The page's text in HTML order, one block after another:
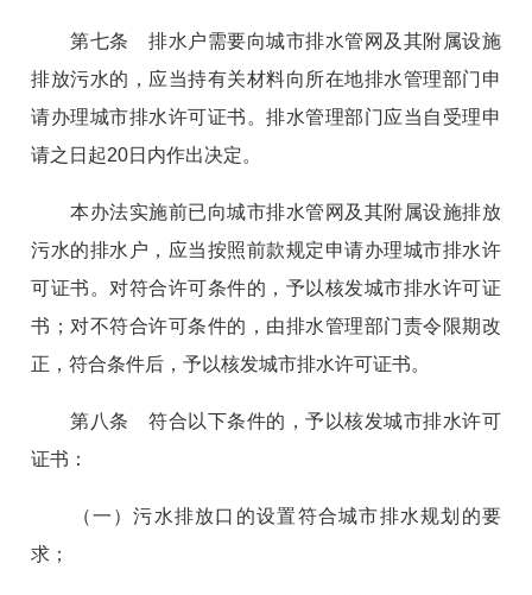
第七条 排水户需要向城市排水管网及其附属设施
排放污水的，应当持有关材料向所在地排水管理部门申
请办理城市排水许可证书。排水管理部门应当自受理申
请之日起20日内作出决定。
本办法实施前已向城市排水管网及其附属设施排放
污水的排水户，应当按照前款规定申请办理城市排水许
可证书。对符合许可条件的，予以核发城市排水许可证
书；对不符合许可条件的，由排水管理部门责令限期改
正，符合条件后，予以核发城市排水许可证书。
第八条 符合以下条件的，予以核发城市排水许可
证书：
（一）污水排放口的设置符合城市排水规划的要
求；